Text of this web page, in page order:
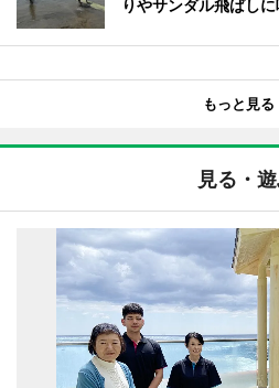
りやサンダル飛ばし
もっと見る
見る・